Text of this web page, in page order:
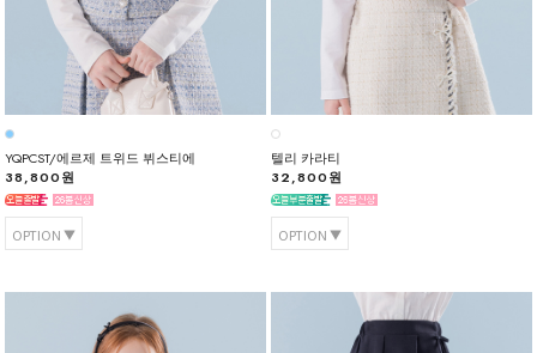
YQPCST/에르제 트위드 뷔스티에
38,800원
OPTION
텔리 카라티
32,800원
OPTION